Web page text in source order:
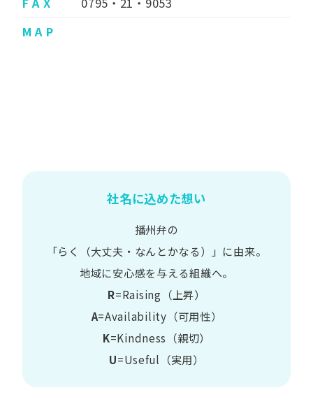
M A P
社名に込めた想い
播州弁の
​「らく​（大丈夫・なんとかなる）」に​由来。
地域に​安心感を​与える​組織へ。
R=Raising（上昇）
A=Availability​（可用性）
K=Kindness​（親切）
U=Useful​（実用）​